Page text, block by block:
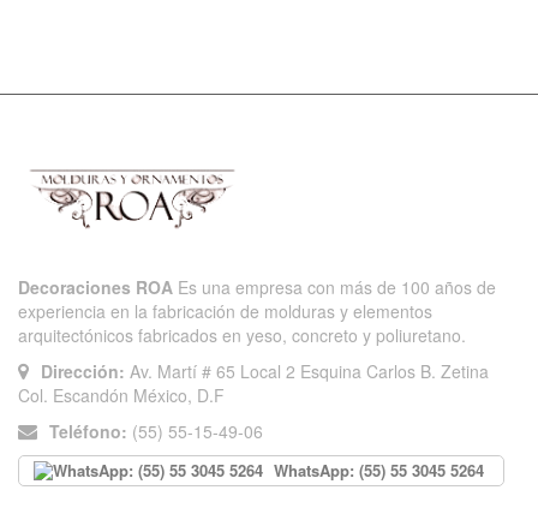
Decoraciones ROA Es una empresa con más de 100 años de
experiencia en la fabricación de molduras y elementos
arquitectónicos fabricados en yeso, concreto y poliuretano.
Dirección: Av. Martí # 65 Local 2 Esquina Carlos B. Zetina
Col. Escandón México, D.F
Teléfono: (55) 55-15-49-06
WhatsApp: (55) 55 3045 5264